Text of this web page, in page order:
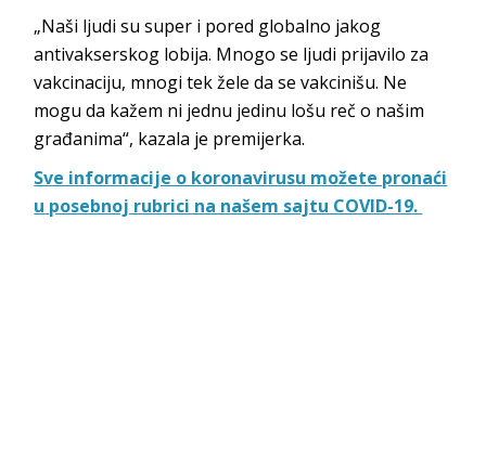
„Naši ljudi su super i pored globalno jakog
antivakserskog lobija. Mnogo se ljudi prijavilo za
vakcinaciju, mnogi tek žele da se vakcinišu. Ne
mogu da kažem ni jednu jedinu lošu reč o našim
građanima“, kazala je premijerka.
Sve informacije o koronavirusu možete pronaći
u posebnoj rubrici na našem sajtu COVID-19.